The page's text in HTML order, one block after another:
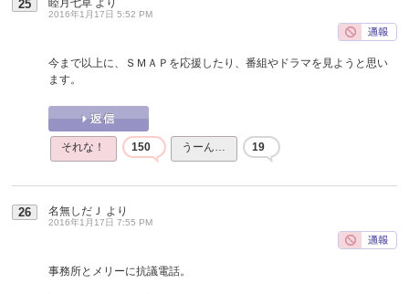
25
2016年1月17日 5:52 PM
今まで以上に、ＳＭＡＰを応援したり、番組やドラマを見ようと思い
ます。
それな！ 150 うーん… 19
26 名無しだＪ より
2016年1月17日 7:55 PM
事務所とメリーに抗議電話。